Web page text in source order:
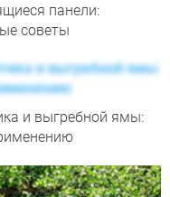
панели:
советы
и выгребной ямы: